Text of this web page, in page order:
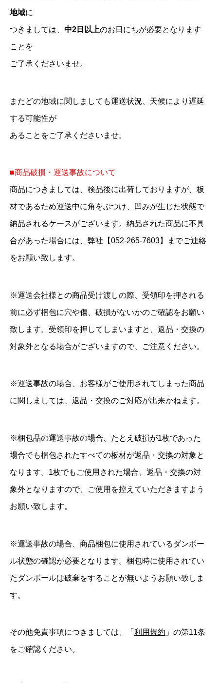
地域に
つきましては、 中2日以上のお日にちが必要となります
ことを
ご了承くださいませ。
またどの地域に関しましても運送状況、天候により遅延
する可能性が
あることをご了承くださいませ。
■商品破損・運送事故について
商品につきましては、検品後に出荷しておりますが、板
材であるため運送中に角をぶつけ、凹みが生じた状態で
納品されるケースがございます。納品された商品に不具
合があった場合には、弊社【052-265-7603】までご連絡
をお願い致します。
※運送会社様との商品受け渡しの際、受領印を押される
前に必ず梱包に穴や傷、破損がないかのご確認をお願い
致します。受領印を押してしまいますと、返品・交換の
対象外となる場合がございますので、ご注意ください。
※運送事故の場合、お客様がご使用されてしまった商品
に関しましては、返品・交換のご対応が出来かねます。
※梱包品の運送事故の場合、たとえ破損が1枚であった
場合でも梱包されたすべての板材が返品・交換の対象と
なります。1枚でもご使用された場合、返品・交換の対
象外となりますので、ご使用を控えていただきますよう
お願い致します。
※運送事故の場合、商品梱包に使用されているダンボー
ル状態の確認が必要となります。梱包時に使用されてい
たダンボールは破棄をすることが無いようお願い致しま
す。
その他免責事項につきましては、「 利用規約 」の第11条
をご確認ください。